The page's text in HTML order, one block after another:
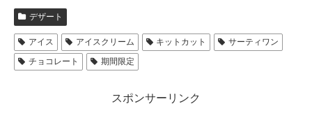
デザート
アイス アイスクリーム キットカット
サーティワン
チョコレート
期間限定
スポンサーリンク